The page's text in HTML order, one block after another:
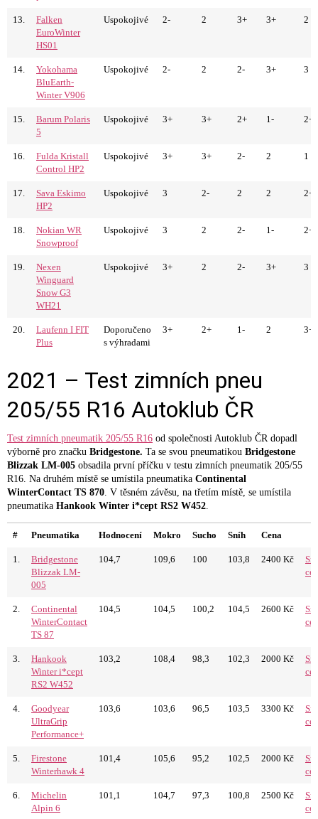
13.
Falken
EuroWinter
HS01
Uspokojivé 2- 2 3+ 3+ 2
14.
Yokohama
BluEarth-
Winter V906
Uspokojivé 2- 2 2- 3+ 3
15.
Barum Polaris
5
Uspokojivé 3+ 3+ 2+ 1- 2+
16.
Fulda Kristall
Control HP2
Uspokojivé 3+ 3+ 2- 2 1
17.
Sava Eskimo
HP2
Uspokojivé 3 2- 2 2 2+
18.
Nokian WR
Snowproof
Uspokojivé 3 2 2- 1- 2+
19.
Nexen
Winguard
Snow G3
WH21
Uspokojivé 3+ 2 2- 3+ 3
20.
Laufenn I FIT
Plus
Doporučeno
s výhradami
3+ 2+ 1- 2 3+
2021 – Test zimních pneu
205/55 R16 Autoklub ČR
Test zimních pneumatik 205/55 R16 od společnosti Autoklub ČR dopadl
výborně pro značku Bridgestone. Ta se svou pneumatikou Bridgestone
Blizzak LM-005 obsadila první příčku v testu zimních pneumatik 205/55
R16. Na druhém místě se umístila pneumatika Continental
WinterContact TS 870 . V těsném závěsu, na třetím místě, se umístila
pneumatika Hankook Winter i*cept RS2 W452
# Pneumatika Hodnocení Mokro Sucho Sníh Cena
1.
Bridgestone
Blizzak LM-
005
104,7 109,6 100 103,8 2400 Kč
2.
Continental
WinterContact
TS 87
104,5 104,5 100,2 104,5 2600 Kč
3.
Hankook
Winter i*cept
RS2 W452
103,2 108,4 98,3 102,3 2000 Kč
4.
Goodyear
UltraGrip
Performance+
103,6 103,6 96,5 103,5 3300 Kč
5.
Firestone
Winterhawk 4
101,4 105,6 95,2 102,5 2000 Kč
6.
Michelin
Alpin 6
101,1 104,7 97,3 100,8 2500 Kč